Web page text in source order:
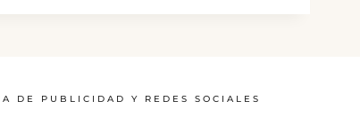
DE PUBLICIDAD Y REDES SOCIALES